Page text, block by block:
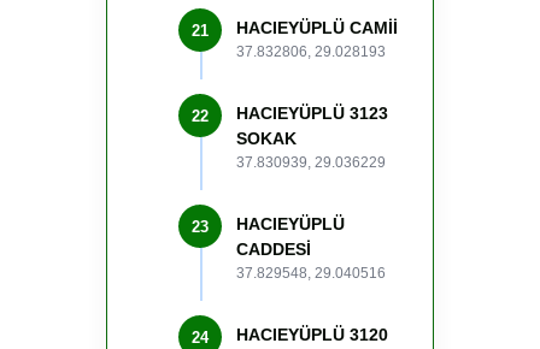
21 HACIEYÜPLÜ CAMİİ
37.832806, 29.028193
22
HACIEYÜPLÜ 3123
SOKAK
37.830939, 29.036229
23
HACIEYÜPLÜ
CADDESİ
37.829548, 29.040516
24
HACIEYÜPLÜ 3120